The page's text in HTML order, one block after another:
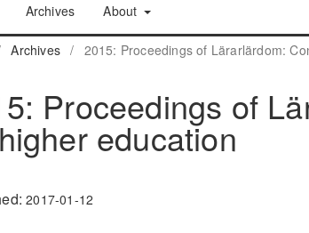
Archives About
Archives / 2015: Proceedings of Lärarlärdom:
Proceedings of
education
2017-01-12